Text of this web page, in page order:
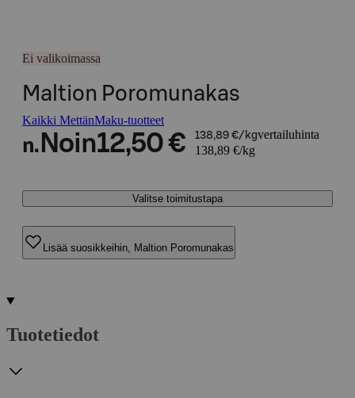
Ei valikoimassa
Maltion Poromunakas
Kaikki MettänMaku-tuotteet
n. Noin12,50 € 138,89 €/kgvertailuhinta
138,89 €/kg
Valitse toimitustapa
Lisää suosikkeihin, Maltion Poromunakas
Tuotetiedot